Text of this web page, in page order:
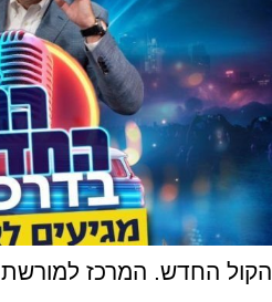
הקול החדש. המרכז למורשת